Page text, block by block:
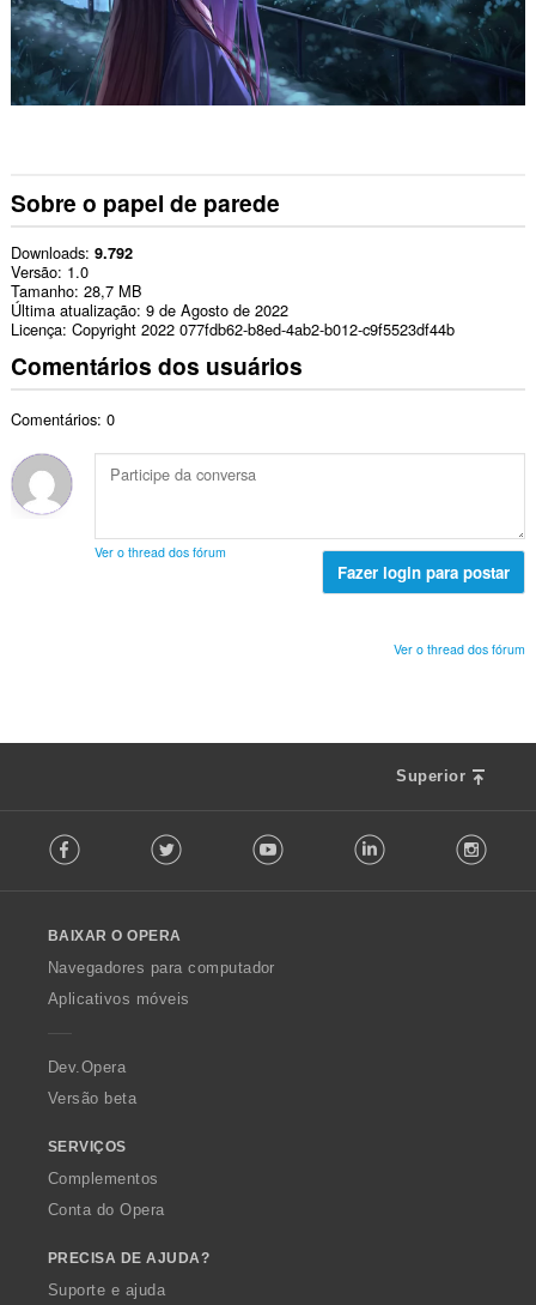
Sobre o papel de parede
Downloads 9.792
Versão 1.0
Tamanho 28,7 MB
Última atualização 9 de Agosto de 2022
Licença Copyright 2022 077fdb62-b8ed-4ab2-b012-c9f5523df44b
Comentários dos usuários
Comentários: 0
Ver o thread dos fórum
Fazer login para postar
Ver o thread dos fórum
Superior
o
w
O
p
a
Facebook Twitter Youtube LinkedIn
BAIXAR O OPERA
Navegadores para computador
Aplicativos móveis
Dev.Opera
Versão beta
SERVIÇOS
Complementos
Conta do Opera
PRECISA DE AJUDA?
Suporte e ajuda